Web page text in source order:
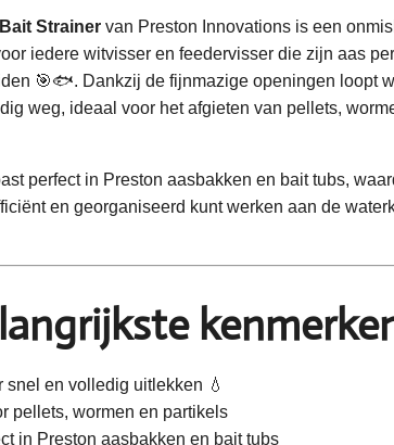
Strainer van Preston Innovations is een
iedere witvisser en feedervisser die zijn aas
🎯🐟. Dankzij de fijnmazige openingen loopt
weg, ideaal voor het afgieten van pellets,
perfect in Preston aasbakken en bait tubs,
en georganiseerd kunt werken aan de
en volledig uitlekken 💧
pellets, wormen en partikels
in Preston aasbakken en bait tubs